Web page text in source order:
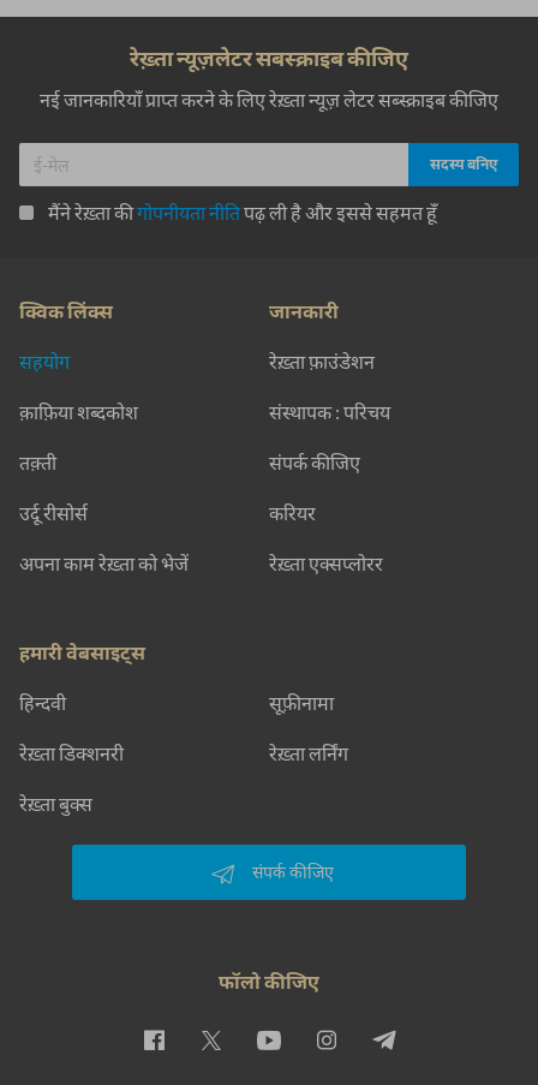
रेख़्ता न्यूज़लेटर सबस्क्राइब कीजिए
नई जानकारियाँ प्राप्त करने के लिए रेख़्ता न्यूज़ लेटर सब्स्क्राइब कीजिए
मैंने रेख़्ता कीगोपनीयता नीतिपढ़ ली है और इससे सहमत हूँ
क्विक लिंक्स
सहयोग
क़ाफ़िया शब्दकोश
तक़्ती
उर्दू रीसोर्स
अपना काम रेख़्ता को भेजें
जानकारी
रेख़्ता फ़ाउंडेशन
संस्थापक : परिचय
संपर्क कीजिए
करियर
रेख़्ता एक्सप्लोरर
हमारी वेबसाइट्स
हिन्दवी सूफ़ीनामा
रेख़्ता डिक्शनरी रेख़्ता लर्निंग
रेख़्ता बुक्स
संपर्क कीजिए
फॉलो कीजिए